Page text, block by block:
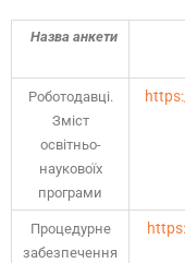
Назва анкети
Роботодавці.
Зміст
освітньо-
науковоїх
програми
Процедурне
забезпечення